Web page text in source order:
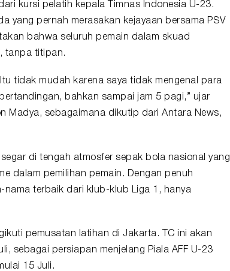
kursi pelatih kepala Timnas Indonesia U-23.
yang pernah merasakan kejayaan bersama PSV
bahwa seluruh pemain dalam skuad
tanpa titipan.
tidak mudah karena saya tidak mengenal para
bahkan sampai jam 5 pagi,” ujar
Madya, sebagaimana dikutip dari Antara News,
di tengah atmosfer sepak bola nasional yang
dalam pemilihan pemain. Dengan penuh
nama terbaik dari klub-klub Liga 1, hanya
pemusatan latihan di Jakarta. TC ini akan
sebagai persiapan menjelang Piala AFF U-23
15 Juli.